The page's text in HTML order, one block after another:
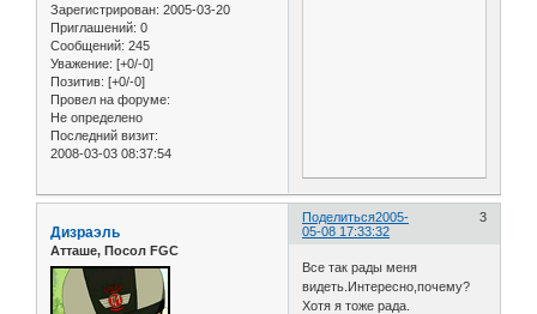
Зарегистрирован: 2005-03-20
Приглашений: 0
Сообщений: 245
Уважение: [+0/-0]
Позитив: [+0/-0]
Провел на форуме:
Не определено
Последний визит:
2008-03-03 08:37:54
Поделиться 3
2005-
05-08 17:33:32
Дизраэль
Атташе, Посол FGC
Все так рады меня
видеть.Интересно,почему?
Хотя я тоже рада.